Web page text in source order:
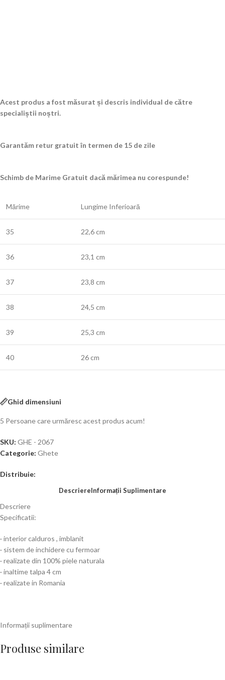
Acest produs a fost măsurat și descris individual de către
specialiștii noștri.
Garantăm retur gratuit în termen de 15 de zile
Schimb de Marime Gratuit dacă mărimea nu corespunde!
Mărime Lungime Inferioară
35 22,6 cm
36 23,1 cm
37 23,8 cm
38 24,5 cm
39 25,3 cm
40 26 cm
Ghid dimensiuni
5 Persoane care urmăresc acest produs acum!
SKU: GHE - 2067
Categorie: Ghete
Distribuie:
DescriereInformații Suplimentare
Descriere
Specificatii:
· interior calduros , imblanit
· sistem de inchidere cu fermoar
· realizate din 100% piele naturala
· inaltime talpa 4 cm
· realizate in Romania
Informații suplimentare
Produse similare